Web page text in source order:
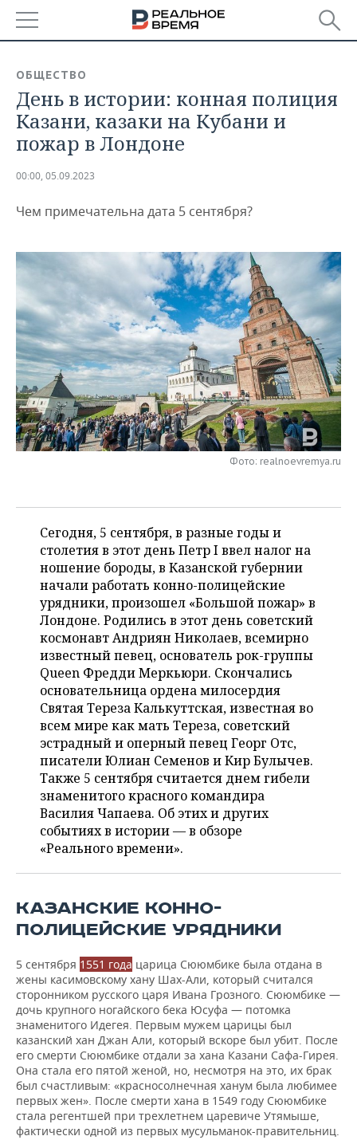
БАШКОРТОСТАН
ТАТАРСТАН
НОВОСТИ
АНАЛИТИКА
ДЕКЛАРАЦИИ О ДОХОДАХ
ВУЗЫ ТАТАРСТАНА
КОМУ ПРИНАДЛЕЖАТ
ТОРГОВЫЕ ЦЕНТРЫ
ТАТАРСТАНА
НОВОСТИ ЭКОНОМИКИ
БЮДЖЕТ
ИНВЕСТИЦИИ
ПРОМЫШЛЕННОСТЬ
ПРОМЫШЛЕННОСТИ
АГРОПРОМ
МАШИНОСТРОЕНИЕ
НЕФТЕХИМИЯ
НЕФТЬ
ОПК
НОВОСТИ НЕДВИЖИМОСТИ
НОВОСТИ АВТО
БИЗНЕС
НОВОСТИ БИЗНЕСА
РОЗНИЧНАЯ ТОРГОВЛЯ
ТРАНСПОРТ
ТЕХНОЛОГИИ
НОВОСТИ ТЕХНОЛОГИЙ
IT
МЕРОПРИЯТИЯ
НОВОСТИ МЕРОПРИЯТИЙ
ONLINE-КОНФЕРЕНЦИИ
ОТКРЫТАЯ ЛЕКЦИЯ
СПОРТ
ХОККЕЙ
БАСКЕТБОЛ
ВОЛЕЙБОЛ
КИБЕРСПОРТ
ФИГУРНОЕ КАТАНИЕ
ВОДНЫЕ ВИДЫ СПОРТА
ХОККЕЙ С МЯЧОМ
ВЛАСТЬ
ИНФРАСТРУКТУРА
ИСТОРИЯ
КУЛЬТУРА
МЕДИЦИНА
ОБРАЗОВАНИЕ
ПРОИСШЕСТВИЯ
СЮЖЕТЫ
СПРАВОЧНИК
СПИСОК ПЕРСОН
СПИСОК КОМПАНИЙ
ПОЛНАЯ ВЕРСИЯ
ОБЩЕСТВО
День в истории: конная полиция
Казани, казаки на Кубани и
пожар в Лондоне
00:00, 05.09.2023
Чем примечательна дата 5 сентября?
Фото: realnoevremya.ru
Сегодня, 5 сентября, в разные годы и
столетия в этот день Петр I ввел налог на
ношение бороды, в Казанской губернии
начали работать конно-полицейские
урядники, произошел «Большой пожар» в
Лондоне. Родились в этот день советский
космонавт Андриян Николаев, всемирно
известный певец, основатель рок-группы
Queen Фредди Меркьюри. Скончались
основательница ордена милосердия
Святая Тереза Калькуттская, известная во
всем мире как мать Тереза, советский
эстрадный и оперный певец Георг Отс,
писатели Юлиан Семенов и Кир Булычев.
Также 5 сентября считается днем гибели
знаменитого красного командира
Василия Чапаева. Об этих и других
событиях в истории — в обзоре
«Реального времени».
КАЗАНСКИЕ КОННО-
ПОЛИЦЕЙСКИЕ УРЯДНИКИ
5 сентября 1551 года царица Сююмбике была отдана в
жены касимовскому хану Шах-Али, который считался
сторонником русского царя Ивана Грозного. Сююмбике —
дочь крупного ногайского бека Юсуфа — потомка
знаменитого Идегея. Первым мужем царицы был
казанский хан Джан Али, который вскоре был убит. После
его смерти Сююмбике отдали за хана Казани Сафа-Гирея.
Она стала его пятой женой, но, несмотря на это, их брак
был счастливым: «красносолнечная ханум была любимее
первых жен». После смерти хана в 1549 году Сююмбике
стала регентшей при трехлетнем царевиче Утямыше,
фактически одной из первых мусульманок-правительниц.